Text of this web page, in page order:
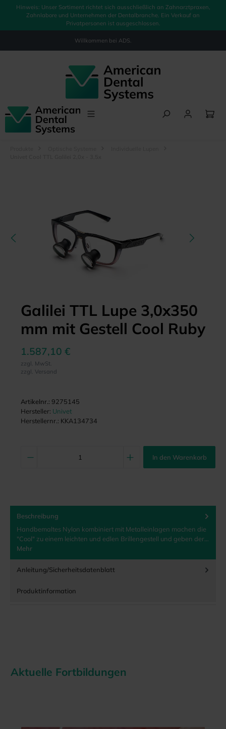
springen
Hinweis: Unser Sortiment richtet sich ausschließlich an Zahnarztpraxen,
Zahnlabore und Unternehmen der Dentalbranche. Ein Verkauf an
Privatpersonen ist ausgeschlossen.
Willkommen bei ADS.
Galilei TTL Lupe 3,0x350
mm mit Gestell Cool Ruby
1.587,10 €
zzgl. MwSt.
zzgl. Versand
Artikelnr.: 9275145
Hersteller: Univet
Herstellernr.: KKA134734
In den Warenkorb
Beschreibung
Handbemaltes Nylon kombiniert mit Metalleinlagen machen die
"Cool" zu einem leichten und edlen Brillengestell und geben der…
Mehr
Anleitung/Sicherheitsdatenblatt
Produktinformation
Aktuelle Fortbildungen